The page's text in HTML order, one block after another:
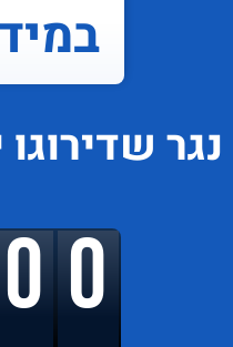
נגר שדירוגו